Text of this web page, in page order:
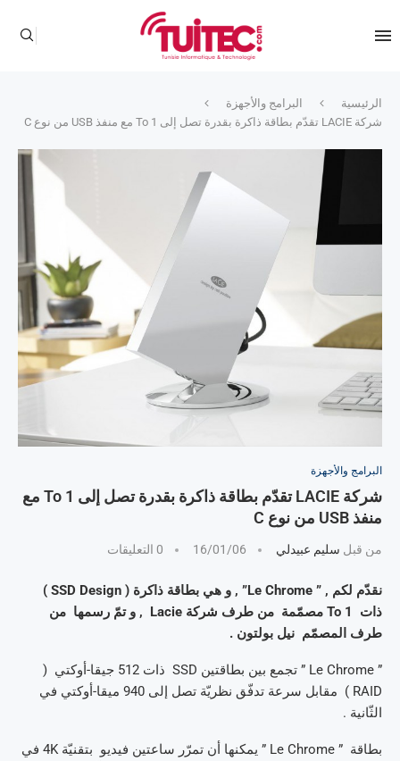
الرئيسية
البرامج والأجهزة
شركة LACIE تقدّم بطاقة ذاكرة بقدرة تصل إلى 1 To مع منفذ USB من نوع C
البرامج والأجهزة
شركة LACIE تقدّم بطاقة ذاكرة بقدرة تصل إلى 1 To مع
منفذ USB من نوع C
من قبل سليم عبيدلي 16/01/06 0 التعليقات
نقدّم لكم , ” Le Chrome” , و هي بطاقة ذاكرة ( SSD Design )
ذات 1 To مصمّمة من طرف شركة Lacie , و تمّ رسمها من
طرف المصمّم نيل بولتون .
” Le Chrome ” تجمع بين بطاقتين SSD ذات 512 جيقا-أوكتي (
RAID ) مقابل سرعة تدفّق نظريّة تصل إلى 940 ميقا-أوكتي في
الثّانية .
بطاقة ” Le Chrome ” يمكنها أن تمرّر ساعتين فيديو بتقنيّة 4K في